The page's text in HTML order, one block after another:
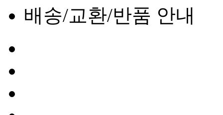
배송/교환/반품 안내